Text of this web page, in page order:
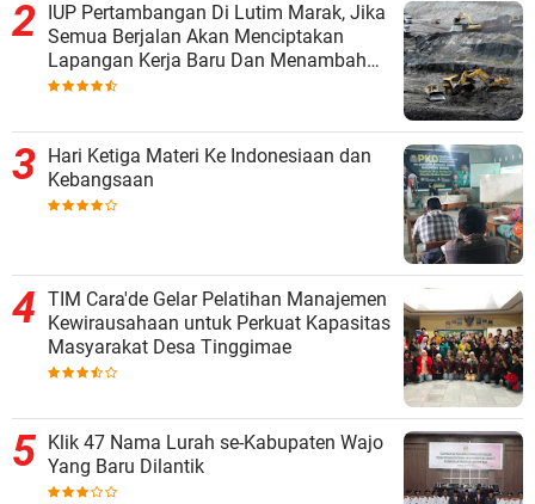
IUP Pertambangan Di Lutim Marak, Jika
Semua Berjalan Akan Menciptakan
Lapangan Kerja Baru Dan Menambah
Pendapatan Daerah
Hari Ketiga Materi Ke Indonesiaan dan
Kebangsaan
TIM Cara'de Gelar Pelatihan Manajemen
Kewirausahaan untuk Perkuat Kapasitas
Masyarakat Desa Tinggimae
Klik 47 Nama Lurah se-Kabupaten Wajo
Yang Baru Dilantik